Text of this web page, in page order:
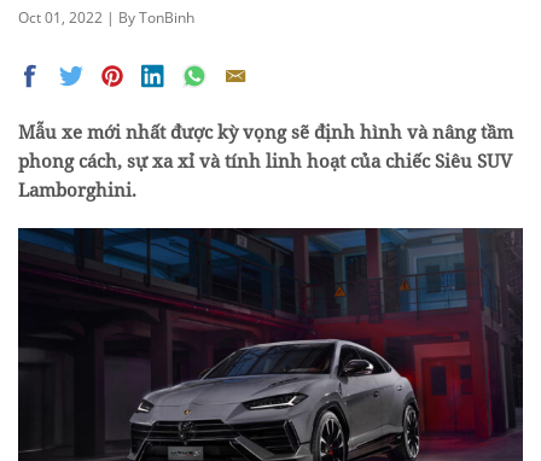
Oct 01, 2022 | By TonBinh
Mẫu xe mới nhất được kỳ vọng sẽ định hình và nâng tầm
phong cách, sự xa xỉ và tính linh hoạt của chiếc Siêu SUV
Lamborghini.